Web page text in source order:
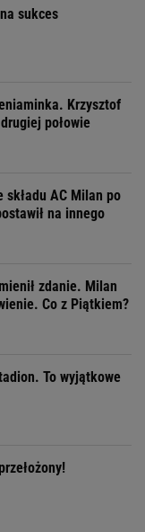
sukces
Krzysztof
połowie
składu AC Milan po
na innego
zdanie. Milan
Co z Piątkiem?
To wyjątkowe